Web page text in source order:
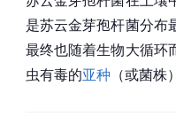
是苏云金芽孢杆菌分布
最终也随着生物大循环
虫有毒的亚种 （或菌